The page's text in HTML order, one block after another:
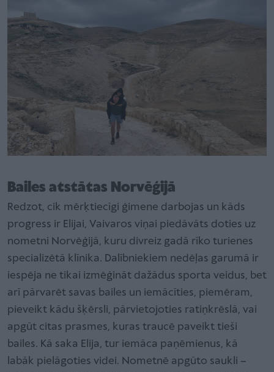
Bailes atstātas Norvēģijā
Redzot, cik mērķtiecīgi ģimene darbojas un kāds
progress ir Elijai, Vaivaros viņai piedāvāts doties uz
nometni Norvēģijā, kuru divreiz gadā rīko turienes
specializētā klīnika. Dalībniekiem nedēļas garumā ir
iespēja ne tikai izmēģināt dažādus sporta veidus, bet
arī pārvarēt savas bailes un iemācīties, piemēram,
pieveikt kādu šķērsli, pārvietojoties ratiņkrēslā, vai
apgūt citas prasmes, kuras traucē paveikt tieši
bailes. Kā saka Elija, tur iemāca paņēmienus, kā
labāk pielāgoties videi. Nometnē apgūto saukli –